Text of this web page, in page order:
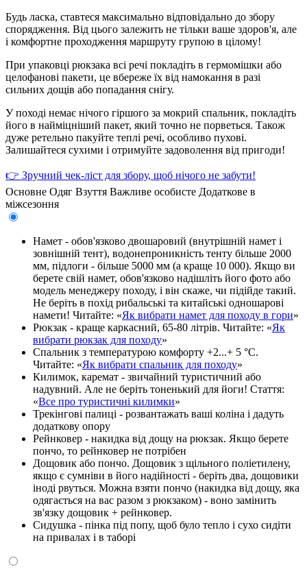
Будь ласка, ставтеся максимально відповідально до збору
спорядження. Від цього залежить не тільки ваше здоров'я, але
і комфортне проходження маршруту групою в цілому!
При упаковці рюкзака всі речі покладіть в гермомішки або
целофанові пакети, це вбереже їх від намокання в разі
сильних дощів або попадання снігу.
У поході немає нічого гіршого за мокрий спальник, покладіть
його в найміцніший пакет, який точно не порветься. Також
дуже ретельно пакуйте теплі речі, особливо пухові.
Залишайтеся сухими і отримуйте задоволення від пригоди!
👉 Зручний чек-ліст для збору, щоб нічого не забути!
Основне Одяг Взуття Важливе особисте Додаткове в
міжсезоння
Намет - обов'язково двошаровий (внутрішній намет і
зовнішній тент), водонепроникність тенту більше 2000
мм, підлоги - більше 5000 мм (а краще 10 000). Якщо ви
берете свій намет, обов'язково надішліть його фото або
модель менеджеру походу, і він скаже, чи підійде такий.
Не беріть в похід рибальські та китайські одношарові
намети! Читайте: «Як вибрати намет для походу в гори»
Рюкзак - краще каркасний, 65-80 літрів. Читайте: «Як
вибрати рюкзак для походу»
Спальник з температурою комфорту +2...+ 5 °С.
Читайте: «Як вибрати спальник для походу»
Килимок, каремат - звичайний туристичний або
надувний. Але не беріть тоненький для йоги! Стаття:
«Все про туристичні килимки»
Трекінгові палиці - розвантажать ваші коліна і дадуть
додаткову опору
Рейнковер - накидка від дощу на рюкзак. Якщо берете
пончо, то рейнковер не потрібен
Дощовик або пончо. Дощовик з щільного поліетилену,
якщо є сумніви в його надійності - беріть два, дощовики
іноді рвуться. Можна взяти пончо (накидка від дощу, яка
одягається на вас разом з рюкзаком) - воно замінить
зв'язку дощовик + рейнковер.
Сидушка - пінка під попу, щоб було тепло і сухо сидіти
на привалах і в таборі